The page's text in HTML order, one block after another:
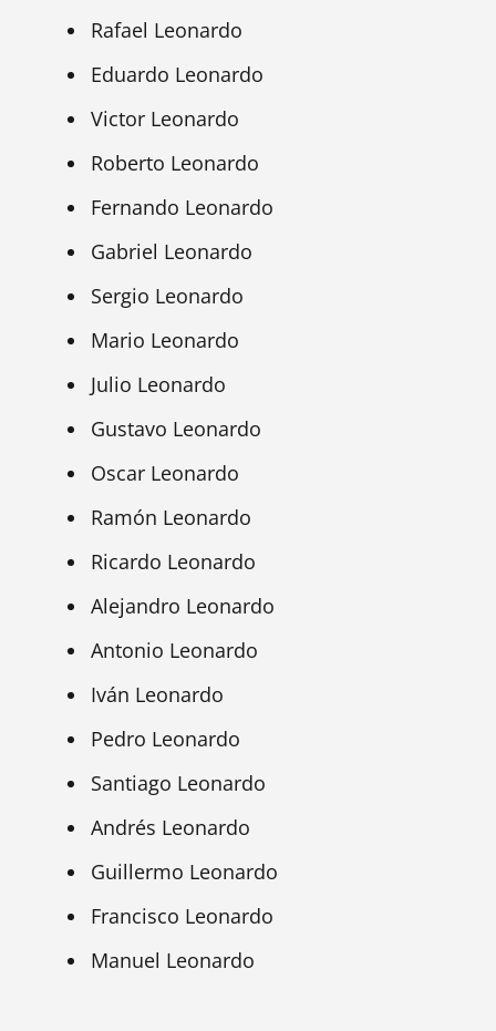
Rafael Leonardo
Eduardo Leonardo
Victor Leonardo
Roberto Leonardo
Fernando Leonardo
Gabriel Leonardo
Sergio Leonardo
Mario Leonardo
Julio Leonardo
Gustavo Leonardo
Oscar Leonardo
Ramón Leonardo
Ricardo Leonardo
Alejandro Leonardo
Antonio Leonardo
Iván Leonardo
Pedro Leonardo
Santiago Leonardo
Andrés Leonardo
Guillermo Leonardo
Francisco Leonardo
Manuel Leonardo